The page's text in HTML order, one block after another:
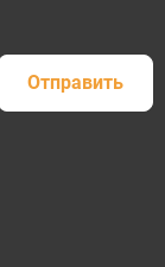
Отправить